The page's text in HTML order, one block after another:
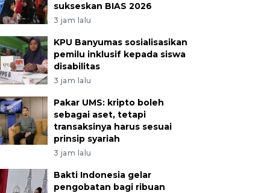
sukseskan BIAS 2026
3 jam lalu
KPU Banyumas sosialisasikan
pemilu inklusif kepada siswa
disabilitas
3 jam lalu
Pakar UMS: kripto boleh
sebagai aset, tetapi
transaksinya harus sesuai
prinsip syariah
3 jam lalu
Bakti Indonesia gelar
pengobatan bagi ribuan